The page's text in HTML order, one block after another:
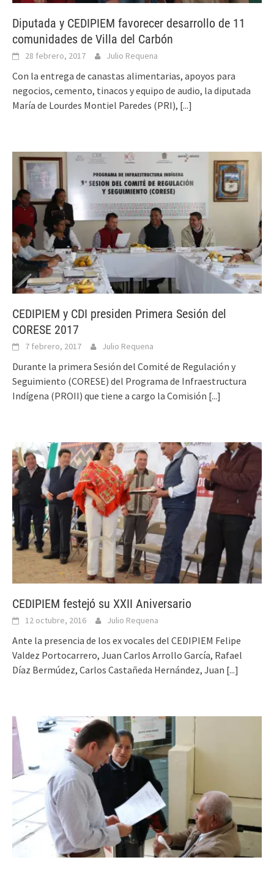
Diputada y CEDIPIEM favorecer desarrollo de 11
comunidades de Villa del Carbón
28 febrero, 2017 Julio Requena
Con la entrega de canastas alimentarias, apoyos para
negocios, cemento, tinacos y equipo de audio, la diputada
María de Lourdes Montiel Paredes (PRI), [...]
CEDIPIEM y CDI presiden Primera Sesión del
CORESE 2017
7 febrero, 2017 Julio Requena
Durante la primera Sesión del Comité de Regulación y
Seguimiento (CORESE) del Programa de Infraestructura
Indígena (PROII) que tiene a cargo la Comisión [...]
CEDIPIEM festejó su XXII Aniversario
12 octubre, 2016 Julio Requena
Ante la presencia de los ex vocales del CEDIPIEM Felipe
Valdez Portocarrero, Juan Carlos Arrollo García, Rafael
Díaz Bermúdez, Carlos Castañeda Hernández, Juan [...]